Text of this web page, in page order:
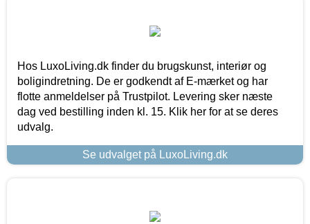
Hos LuxoLiving.dk finder du brugskunst, interiør og
boligindretning. De er godkendt af E-mærket og har
flotte anmeldelser på Trustpilot. Levering sker næste
dag ved bestilling inden kl. 15. Klik her for at se deres
udvalg.
Se udvalget på LuxoLiving.dk